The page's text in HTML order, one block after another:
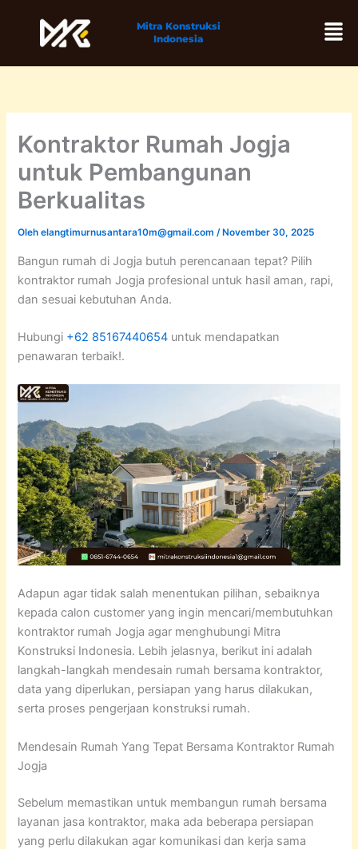
Mitra Konstruksi
Indonesia
Kontraktor Rumah Jogja
untuk Pembangunan
Berkualitas
Olehelangtimurnusantara10m@gmail.com/ November 30, 2025
Bangun rumah di Jogja butuh perencanaan tepat? Pilih
kontraktor rumah Jogja profesional untuk hasil aman, rapi,
dan sesuai kebutuhan Anda.
Hubungi +62 85167440654 untuk mendapatkan
penawaran terbaik!.
Adapun agar tidak salah menentukan pilihan, sebaiknya
kepada calon customer yang ingin mencari/membutuhkan
kontraktor rumah Jogja agar menghubungi Mitra
Konstruksi Indonesia. Lebih jelasnya, berikut ini adalah
langkah-langkah mendesain rumah bersama kontraktor,
data yang diperlukan, persiapan yang harus dilakukan,
serta proses pengerjaan konstruksi rumah.
Mendesain Rumah Yang Tepat Bersama Kontraktor Rumah
Jogja
Sebelum memastikan untuk membangun rumah bersama
layanan jasa kontraktor, maka ada beberapa persiapan
yang perlu dilakukan agar komunikasi dan kerja sama